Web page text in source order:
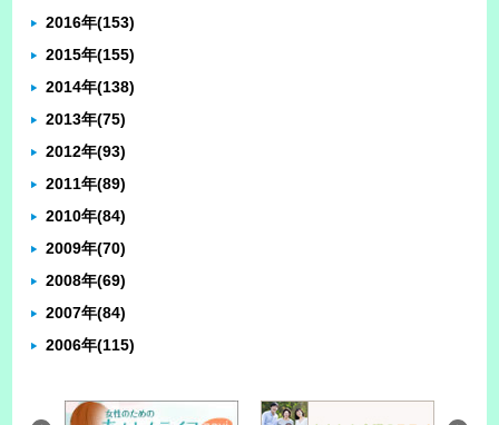
2016年(153)
2015年(155)
2014年(138)
2013年(75)
2012年(93)
2011年(89)
2010年(84)
2009年(70)
2008年(69)
2007年(84)
2006年(115)